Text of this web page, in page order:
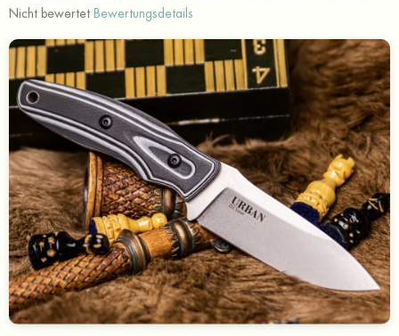
Die
Produktbewertung
ist
0,0
von
Sternen.
Nicht bewertet Bewertungsdetails